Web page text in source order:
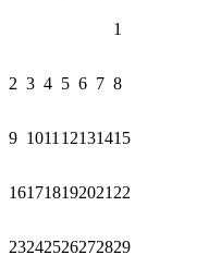
1
2 3 4 5 6 7 8
9 1011 12131415
161718192021 22
23242526272829